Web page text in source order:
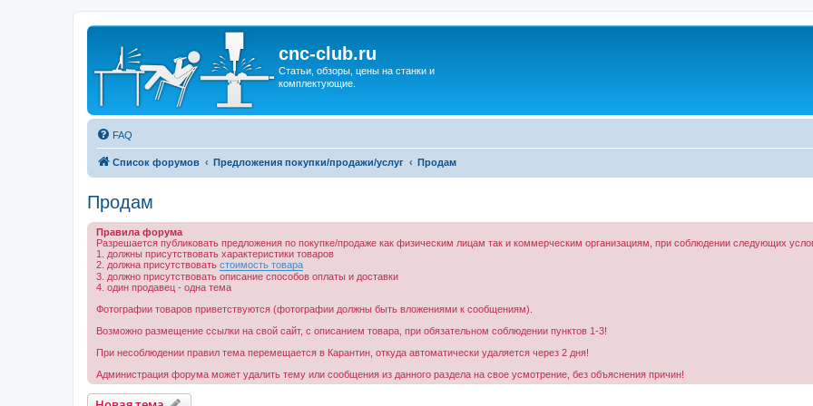
cnc-club.ru
Статьи, обзоры, цены на станки и
комплектующие.
FAQ
Список форумов Предложения покупки/продажи/услуг Продам
Продам
Правила форума
Разрешается публиковать предложения по покупке/продаже как физическим лицам так и коммерческим организациям, при соблюдении следующих
1. должны присутствовать характеристики товаров
2. должна присутствовать стоимость товара
3. должно присутствовать описание способов оплаты и доставки
4. один продавец - одна тема
Фотографии товаров приветствуются (фотографии должны быть вложениями к сообщениям).
Возможно размещение ссылки на свой сайт, с описанием товара, при обязательном соблюдении пунктов 1-3!
При несоблюдении правил тема перемещается в Карантин, откуда автоматически удаляется через 2 дня!
Администрация форума может удалить тему или сообщения из данного раздела на свое усмотрение, без объяснения причин!